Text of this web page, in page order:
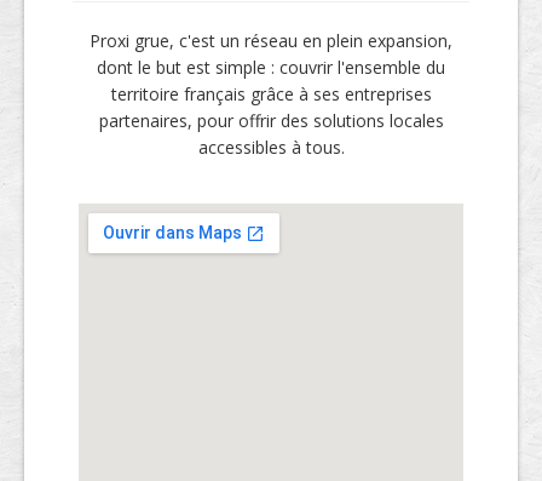
Proxi grue, c'est un réseau en plein expansion,
dont le but est simple : couvrir l'ensemble du
territoire français grâce à ses entreprises
partenaires, pour offrir des solutions locales
accessibles à tous.